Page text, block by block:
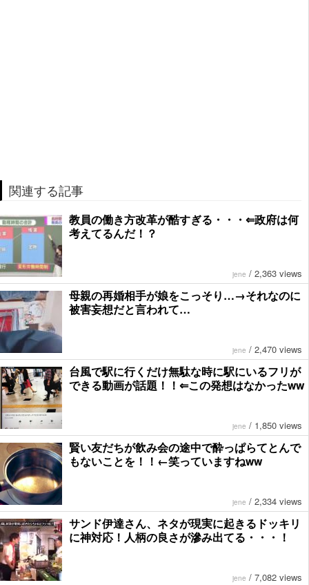
関連する記事
教員の働き方改革が酷すぎる・・・⇐政府は何
考えてるんだ！？
jene / 2,363 views
母親の再婚相手が娘をこっそり…→それなのに
被害妄想だと言われて…
jene / 2,470 views
台風で駅に行くだけ無駄な時に駅にいるフリが
できる動画が話題！！⇐この発想はなかったww
jene / 1,850 views
賢い友だちが飲み会の途中で酔っぱらてとんで
もないことを！！←笑っていますねww
jene / 2,334 views
サンド伊達さん、ネタが現実に起きるドッキリ
に神対応！人柄の良さが滲み出てる・・・！
jene / 7,082 views